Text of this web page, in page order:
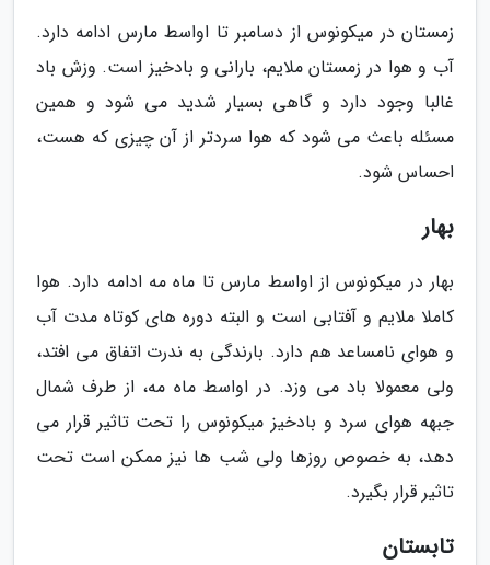
زمستان در میکونوس از دسامبر تا اواسط مارس ادامه دارد.
آب و هوا در زمستان ملایم، بارانی و بادخیز است. وزش باد
غالبا وجود دارد و گاهی بسیار شدید می شود و همین
مسئله باعث می شود که هوا سردتر از آن چیزی که هست،
احساس شود.
بهار
بهار در میکونوس از اواسط مارس تا ماه مه ادامه دارد. هوا
کاملا ملایم و آفتابی است و البته دوره های کوتاه مدت آب
و هوای نامساعد هم دارد. بارندگی به ندرت اتفاق می افتد،
ولی معمولا باد می وزد. در اواسط ماه مه، از طرف شمال
جبهه هوای سرد و بادخیز میکونوس را تحت تاثیر قرار می
دهد، به خصوص روزها ولی شب ها نیز ممکن است تحت
تاثیر قرار بگیرد.
تابستان